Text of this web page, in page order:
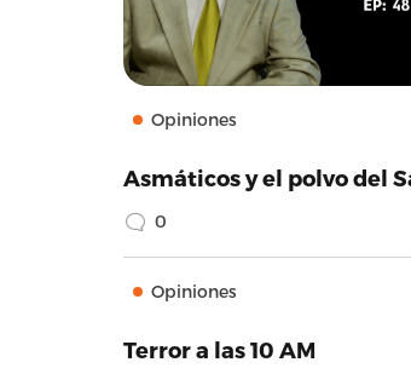
Opiniones
Asmáticos y el polvo del
0
Opiniones
Terror a las 10 AM